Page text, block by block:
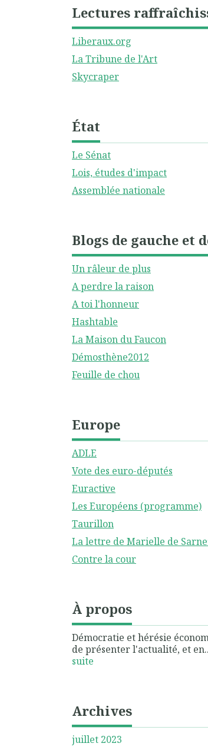
Lectures
Liberaux.org
La Tribune de l'Art
Skycraper
État
Le Sénat
Lois, études d'impact
Assemblée nationale
Blogs de gauche et
Un râleur de plus
A perdre la raison
A toi l'honneur
Hashtable
La Maison du Faucon
Démosthène2012
Feuille de chou
Europe
ADLE
Vote des euro-députés
Euractive
Les Européens (programme)
Taurillon
La lettre de Marielle de
Contre la cour
À propos
Démocratie et hérésie
de présenter l'actualité, et
suite
Archives
juillet 2023